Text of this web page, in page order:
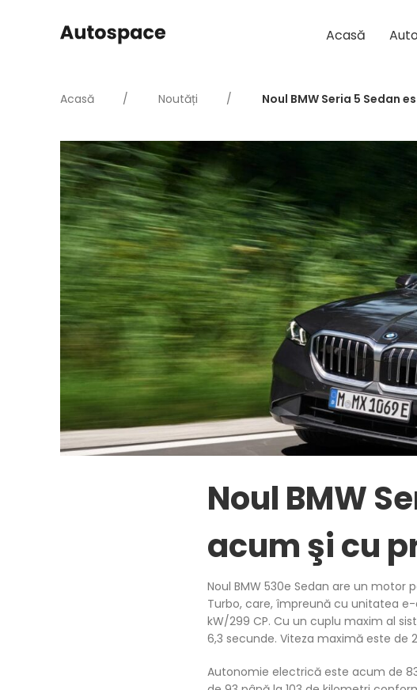
Acasă
Acasă Noutăți Noul BMW Seria 5 Sedan
Noul BMW
acum şi cu
Noul BMW 530e Sedan are un motor
Turbo, care, împreună cu unitatea
kW/299 CP. Cu un cuplu maxim al
6,3 secunde. Viteza maximă este de
Autonomie electrică este acum de